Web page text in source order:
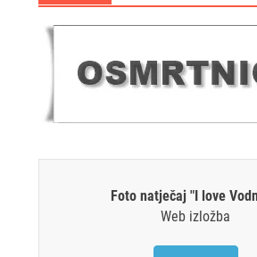
Foto natječaj "I love
Web izložba